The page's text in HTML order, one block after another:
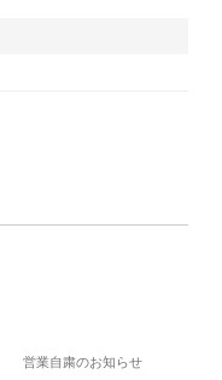
営業自粛のお知らせ